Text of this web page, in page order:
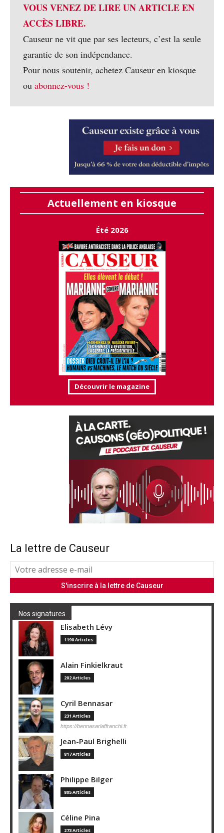
VOUS VENEZ DE LIRE UN ARTICLE EN
ACCÈS LIBRE.
Causeur ne vit que par ses lecteurs, c’est la seule
garantie de son indépendance.
Pour nous soutenir, achetez Causeur en kiosque
ou abonnez-vous !
Actuellement en kiosque
Été 2026
Découvrir le magazine
La lettre de Causeur
Nos signatures
Elisabeth Lévy
1190 Articles
Alain Finkielkraut
202 Articles
Cyril Bennasar
231 Articles
https://bennasarlaffranchi.fr
Jean-Paul Brighelli
817 Articles
Philippe Bilger
805 Articles
Céline Pina
273 Articles